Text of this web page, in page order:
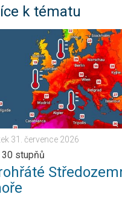
k tématu
Středozemní moře.
31. července 2026
30 stupňů